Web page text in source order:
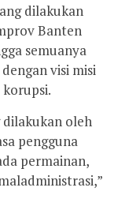
dilakukan
Banten
semuanya
visi misi
dilakukan oleh
pengguna
permainan,